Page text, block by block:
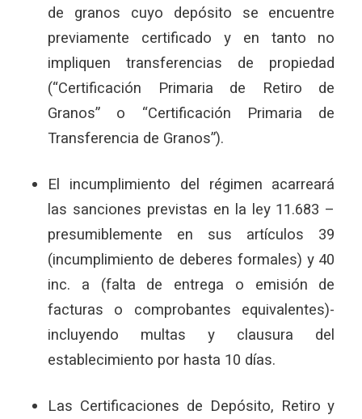
de granos cuyo depósito se encuentre
previamente certificado y en tanto no
impliquen transferencias de propiedad
(“Certificación Primaria de Retiro de
Granos” o “Certificación Primaria de
Transferencia de Granos”).
El incumplimiento del régimen acarreará
las sanciones previstas en la ley 11.683 –
presumiblemente en sus artículos 39
(incumplimiento de deberes formales) y 40
inc. a (falta de entrega o emisión de
facturas o comprobantes equivalentes)-
incluyendo multas y clausura del
establecimiento por hasta 10 días.
Las Certificaciones de Depósito, Retiro y